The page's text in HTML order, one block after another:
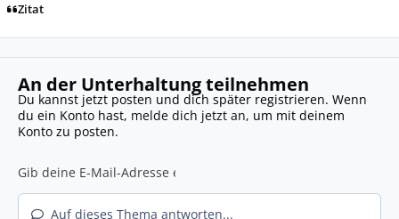
Zitat
An der Unterhaltung teilnehmen
Du kannst jetzt posten und dich später registrieren. Wenn
du ein Konto hast, melde dich jetzt an, um mit deinem
Konto zu posten.
Auf dieses Thema antworten...